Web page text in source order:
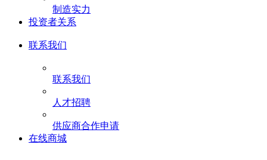
制造实力
投资者关系
联系我们
联系我们
人才招聘
供应商合作申请
在线商城